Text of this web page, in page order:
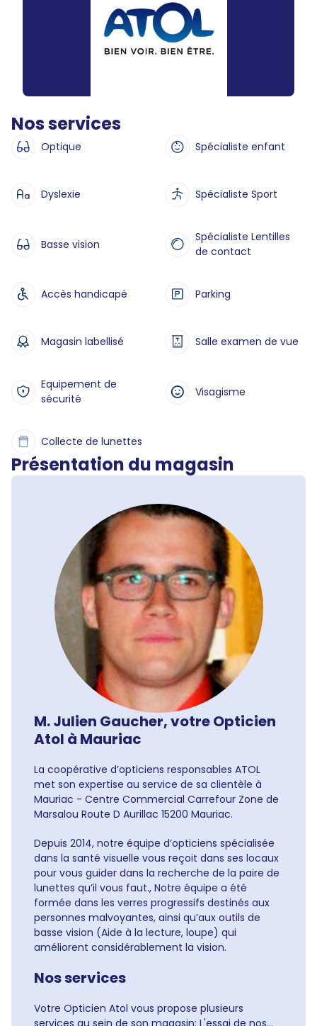
Nos services
Optique Spécialiste enfant
Dyslexie Spécialiste Sport
Basse vision
Spécialiste Lentilles
de contact
Accès handicapé Parking
Magasin labellisé Salle examen de vue
Equipement de
sécurité
Visagisme
Collecte de lunettes
Présentation du magasin
M. Julien Gaucher, votre Opticien
Atol à Mauriac
La coopérative d’opticiens responsables ATOL
met son expertise au service de sa clientèle à
Mauriac - Centre Commercial Carrefour Zone de
Marsalou Route D Aurillac 15200 Mauriac.
Depuis 2014, notre équipe d’opticiens spécialisée
dans la santé visuelle vous reçoit dans ses locaux
pour vous guider dans la recherche de la paire de
lunettes qu’il vous faut., Notre équipe a été
formée dans les verres progressifs destinés aux
personnes malvoyantes, ainsi qu’aux outils de
basse vision (Aide à la lecture, loupe) qui
améliorent considérablement la vision.
Nos services
Votre Opticien Atol vous propose plusieurs
services au sein de son magasin: L'essai de nos...